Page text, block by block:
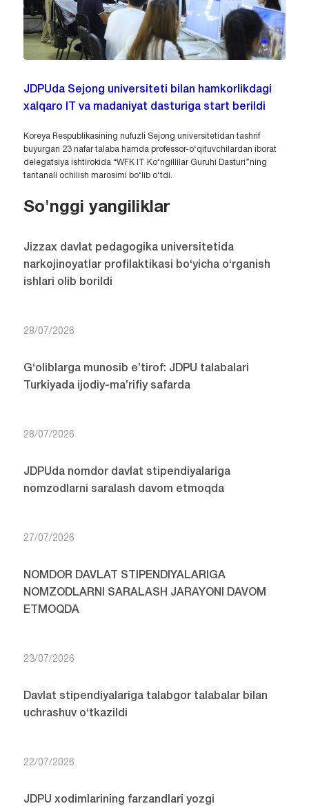
JDPUda Sejong universiteti bilan hamkorlikdagi
xalqaro IT va madaniyat dasturiga start berildi
Koreya Respublikasining nufuzli Sejong universitetidan tashrif
buyurgan 23 nafar talaba hamda professor-o‘qituvchilardan iborat
delegatsiya ishtirokida “WFK IT Ko‘ngillilar Guruhi Dasturi”ning
tantanali ochilish marosimi bo‘lib o‘tdi.
So'nggi yangiliklar
Jizzax davlat pedagogika universitetida
narkojinoyatlar profilaktikasi bo‘yicha o‘rganish
ishlari olib borildi
28/07/2026
G‘oliblarga munosib e’tirof: JDPU talabalari
Turkiyada ijodiy-ma’rifiy safarda
28/07/2026
JDPUda nomdor davlat stipendiyalariga
nomzodlarni saralash davom etmoqda
27/07/2026
NOMDOR DAVLAT STIPENDIYALARIGA
NOMZODLARNI SARALASH JARAYONI DAVOM
ETMOQDA
23/07/2026
Davlat stipendiyalariga talabgor talabalar bilan
uchrashuv o‘tkazildi
22/07/2026
JDPU xodimlarining farzandlari yozgi